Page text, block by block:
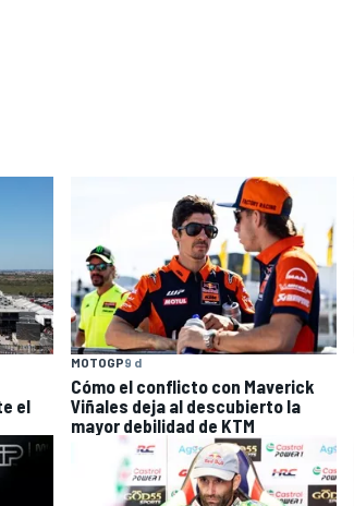
el
MOTOGP9 d
Cómo el conflicto con Maverick
Viñales deja al descubierto la
mayor debilidad de KTM